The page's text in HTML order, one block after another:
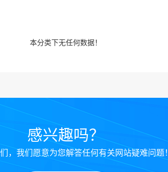
本分类下无任何数据！
感兴趣吗？
，我们愿意为您解答任何有关网站疑难问题！